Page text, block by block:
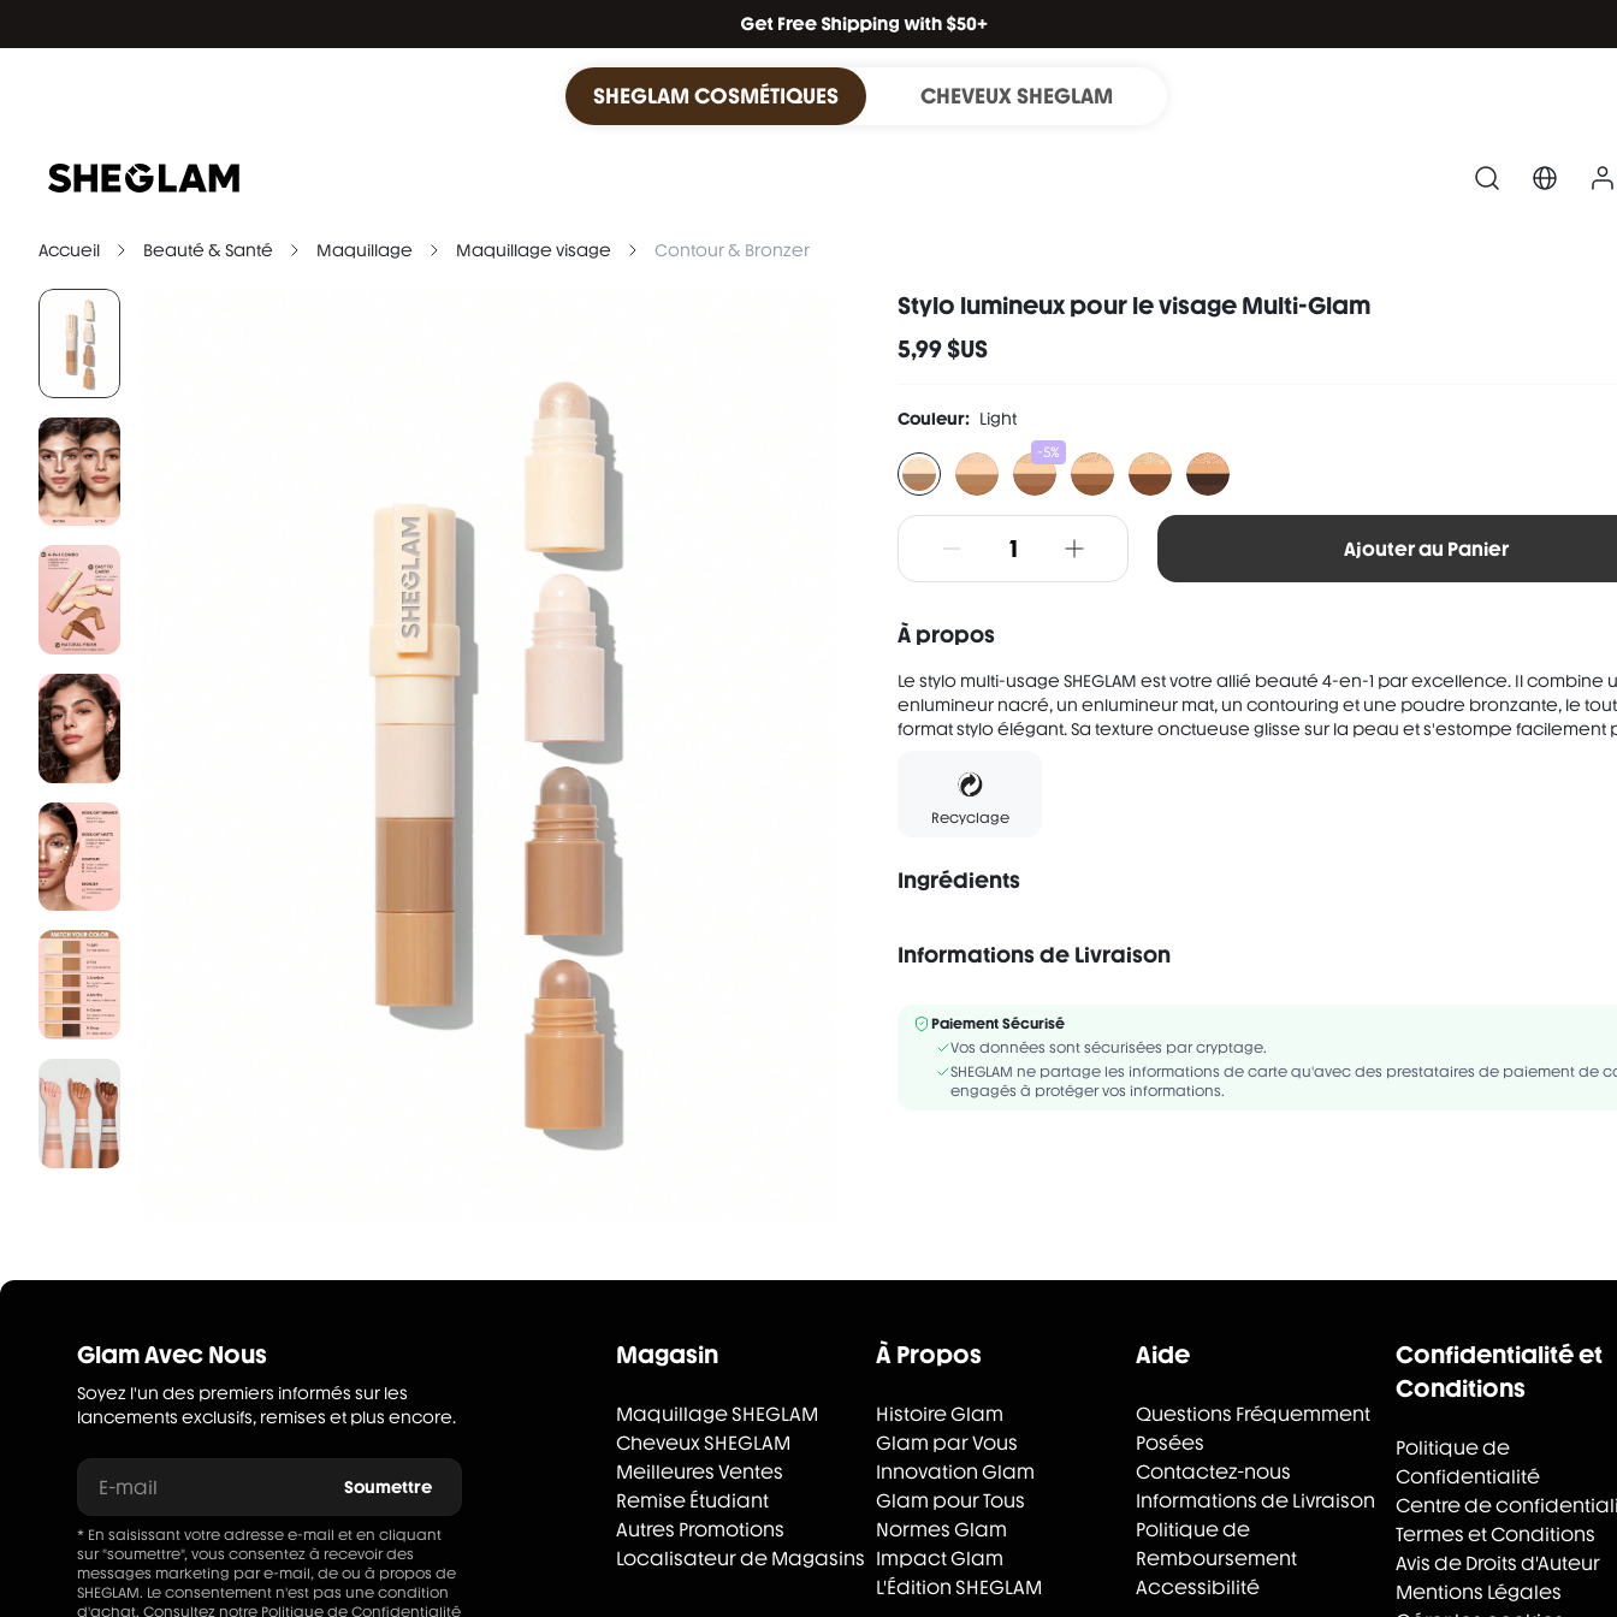
SHEGLAM COSMÉTIQUES CHEVEUX SHEGLAM
Accueil Beauté & Santé Maquillage Maquillage visage Contour & Bronzer
Stylo lumineux pour le visage Multi-Glam
5,99 $US
Couleur: Light
-5%
Ajouter au Panier
À propos
Le stylo multi-usage SHEGLAM est votre allié beauté 4-en-1 par excellence. Il combine
enlumineur nacré, un enlumineur mat, un contouring et une poudre bronzante, le
format stylo élégant. Sa texture onctueuse glisse sur la peau et s'estompe facilement
Recyclage
Ingrédients
#1: PARAFFINUM LIQUIDUM/MINERAL OIL/HUILE MINÉRALE, DIISOSTEARYL MALATE, TRIDECYL
POLYGLYCERYL-3 DIISOSTEARATE, SYNTHETIC FLUORPHLOGOPITE, SYNTHETIC WAX, CERA
MICROCRISTALLINA/MICROCRYSTALLINE WAX/CIRE MICROCRISTALLINE, OCTYLDODECANOL,
Informations de Livraison
Paiement Sécurisé
Vos données sont sécurisées par cryptage.
SHEGLAM ne partage les informations de carte qu'avec des prestataires de paiement de
engagés à protéger vos informations.
Glam Avec Nous
Soyez l'un des premiers informés sur les
lancements exclusifs, remises et plus encore.
E-mail Soumettre
* En saisissant votre adresse e-mail et en cliquant
sur "soumettre", vous consentez à recevoir des
messages marketing par e-mail, de ou à propos de
SHEGLAM. Le consentement n'est pas une condition
d'achat. Consultez notre Politique de Confidentialité
Magasin
Maquillage SHEGLAM
Cheveux SHEGLAM
Meilleures Ventes
Remise Étudiant
Autres Promotions
Localisateur de Magasins
À Propos
Histoire Glam
Glam par Vous
Innovation Glam
Glam pour Tous
Normes Glam
Impact Glam
L'Édition SHEGLAM
Aide
Questions Fréquemment
Posées
Contactez-nous
Informations de Livraison
Politique de
Remboursement
Accessibilité
Confidentialité et
Conditions
Politique de
Confidentialité
Centre de
Termes et Conditions
Avis de Droits d'Auteur
Mentions Légales